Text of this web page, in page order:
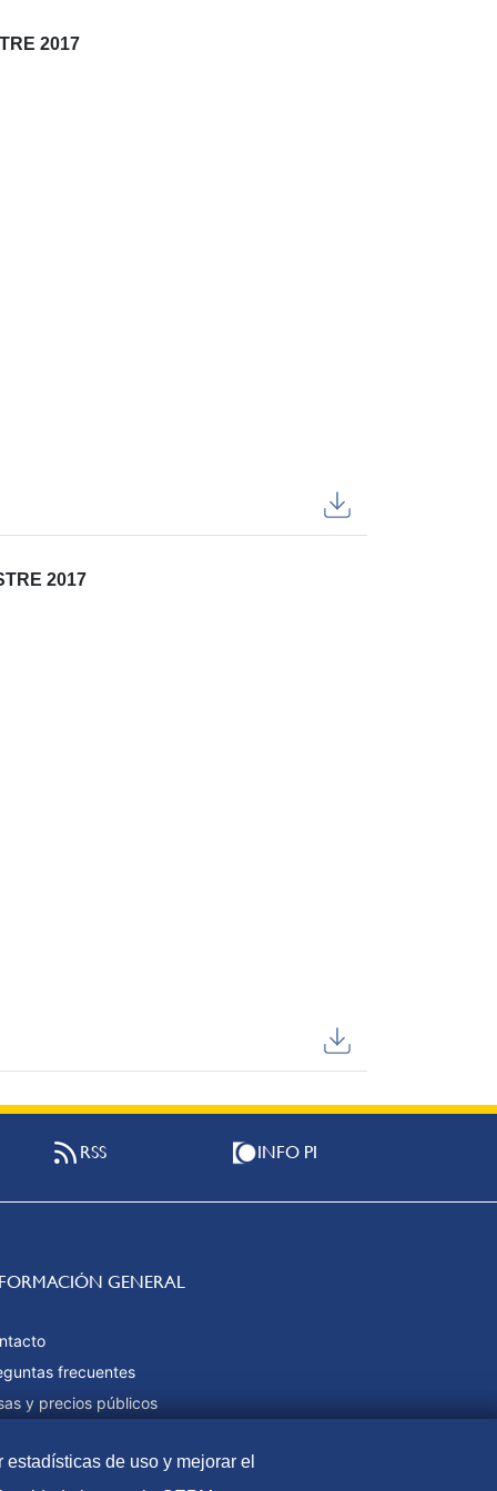
2017
2017
RSS INFO PI
GENERAL
frecuentes
y precios públicos
web
de uso y mejorar el